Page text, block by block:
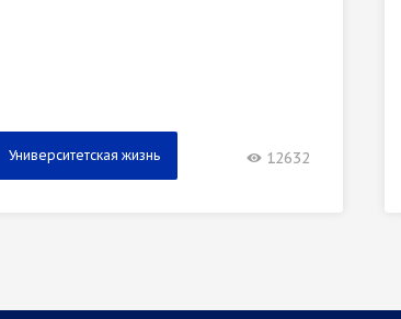
Университетская жизнь 12632